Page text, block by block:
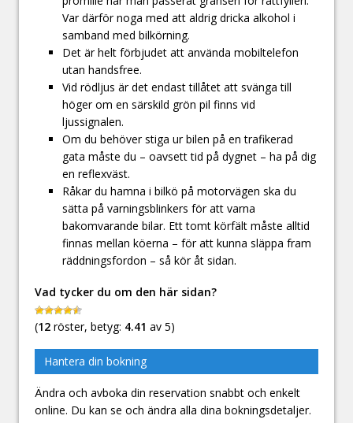
Var därför noga med att aldrig dricka alkohol i
samband med bilkörning.
Det är helt förbjudet att använda mobiltelefon
utan handsfree.
Vid rödljus är det endast tillåtet att svänga till
höger om en särskild grön pil finns vid
ljussignalen.
Om du behöver stiga ur bilen på en trafikerad
gata måste du – oavsett tid på dygnet – ha på dig
en reflexväst.
Råkar du hamna i bilkö på motorvägen ska du
sätta på varningsblinkers för att varna
bakomvarande bilar. Ett tomt körfält måste alltid
finnas mellan köerna – för att kunna släppa fram
räddningsfordon – så kör åt sidan.
Vad tycker du om den här sidan?
(12 röster, betyg: 4.41 av 5)
Hantera din bokning
Ändra och avboka din reservation snabbt och enkelt
online. Du kan se och ändra alla dina bokningsdetaljer.